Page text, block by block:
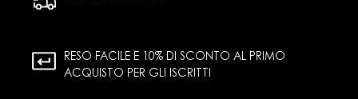
RESO FACILE E 10% DI SCONTO AL PRIMO
ACQUISTO PER GLI ISCRITTI